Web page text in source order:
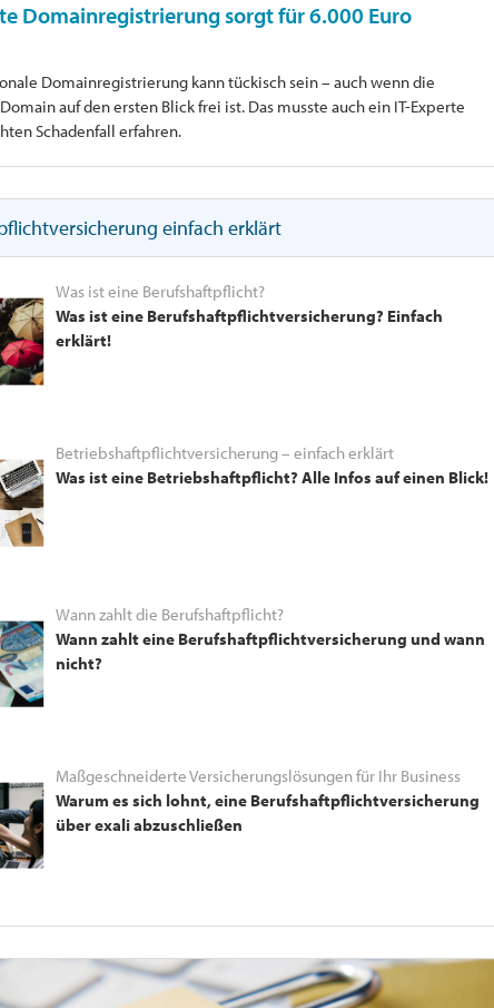
Domainregistrierung sorgt für 6.000 Euro
Domainregistrierung kann tückisch sein – auch wenn die
auf den ersten Blick frei ist. Das musste auch ein IT-Experte
Schadenfall erfahren.
einfach erklärt
Was ist eine Berufshaftpflicht?
Was ist eine Berufshaftpflichtversicherung? Einfach
erklärt!
Betriebshaftpflichtversicherung – einfach erklärt
Was ist eine Betriebshaftpflicht? Alle Infos auf einen Blick!
Wann zahlt die Berufshaftpflicht?
Wann zahlt eine Berufshaftpflichtversicherung und wann
nicht?
Maßgeschneiderte Versicherungslösungen für Ihr Business
Warum es sich lohnt, eine Berufshaftpflichtversicherung
über exali abzuschließen